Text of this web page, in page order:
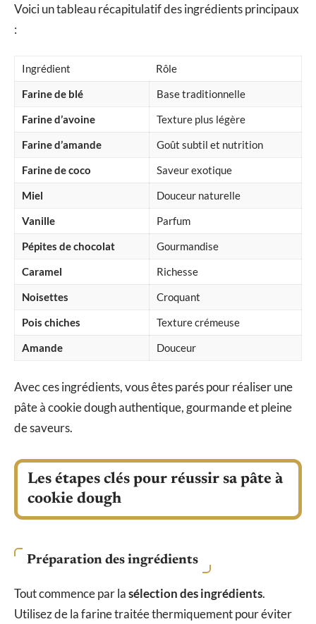
Voici un tableau récapitulatif des ingrédients principaux
:
Ingrédient
Rôle
Farine de blé
Base traditionnelle
Farine d’avoine
Texture plus légère
Farine d’amande
Goût subtil et nutrition
Farine de coco
Saveur exotique
Miel
Douceur naturelle
Vanille
Parfum
Pépites de chocolat
Gourmandise
Caramel
Richesse
Noisettes
Croquant
Pois chiches
Texture crémeuse
Amande
Douceur
Avec ces ingrédients, vous êtes parés pour réaliser une
pâte à cookie dough authentique, gourmande et pleine
de saveurs.
Les étapes clés pour réussir sa pâte à
cookie dough
Préparation des ingrédients
Tout commence par lasélection des ingrédients.
Utilisez de la farine traitée thermiquement pour éviter